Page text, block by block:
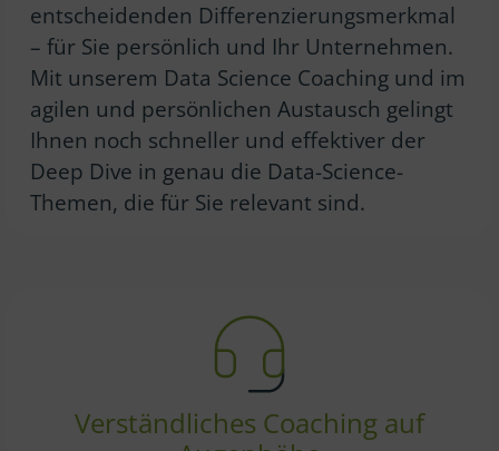
entscheidenden Differenzierungsmerkmal
– für Sie persönlich und Ihr Unternehmen.
Mit unserem Data Science Coaching und im
agilen und persönlichen Austausch gelingt
Ihnen noch schneller und effektiver der
Deep Dive in genau die Data-Science-
Themen, die für Sie relevant sind.
Verständliches Coaching auf